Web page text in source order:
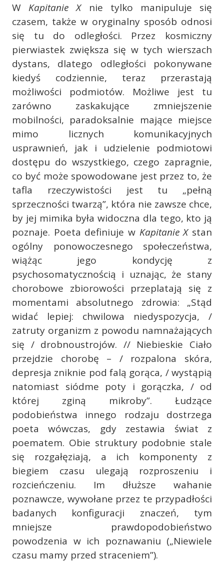
W Kapitanie Xnie tylko manipuluje się
czasem, także w oryginalny sposób odnosi
się tu do odległości. Przez kosmiczny
pierwiastek zwiększa się w tych wierszach
dystans, dlatego odległości pokonywane
kiedyś codziennie, teraz przerastają
możliwości podmiotów. Możliwe jest tu
zarówno zaskakujące zmniejszenie
mobilności, paradoksalnie mające miejsce
mimo licznych komunikacyjnych
usprawnień, jak i udzielenie podmiotowi
dostępu do wszystkiego, czego zapragnie,
co być może spowodowane jest przez to, że
tafla rzeczywistości jest tu „pełną
sprzeczności twarzą”, która nie zawsze chce,
by jej mimika była widoczna dla tego, kto ją
poznaje. Poeta definiuje w Kapitanie X stan
ogólny ponowoczesnego społeczeństwa,
wiążąc jego kondycję z
psychosomatycznością i uznając, że stany
chorobowe zbiorowości przeplatają się z
momentami absolutnego zdrowia: „Stąd
widać lepiej: chwilowa niedyspozycja, /
zatruty organizm z powodu namnażających
się / drobnoustrojów. // Niebieskie Ciało
przejdzie chorobę – / rozpalona skóra,
depresja zniknie pod falą gorąca, / wystąpią
natomiast siódme poty i gorączka, / od
której zginą mikroby”. Łudzące
podobieństwa innego rodzaju dostrzega
poeta wówczas, gdy zestawia świat z
poematem. Obie struktury podobnie stale
się rozgałęziają, a ich komponenty z
biegiem czasu ulegają rozproszeniu i
rozcieńczeniu. Im dłuższe wahanie
poznawcze, wywołane przez te przypadłości
badanych konfiguracji znaczeń, tym
mniejsze prawdopodobieństwo
powodzenia w ich poznawaniu („Niewiele
czasu mamy przed straceniem”).